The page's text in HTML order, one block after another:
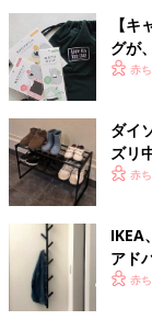
【
グが
赤
ダイ
ズリ
赤
IKEA
アド
赤